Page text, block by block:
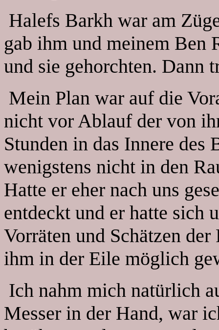
Halefs Barkh war am
gab ihm und meinem Ben
und sie gehorchten. Dann
Mein Plan war auf die
nicht vor Ablauf der von
Stunden in das Innere des
wenigstens nicht in den
Hatte er eher nach uns
entdeckt und er hatte sich
Vorräten und Schätzen
ihm in der Eile möglich
Ich nahm mich natürlich
Messer in der Hand, war